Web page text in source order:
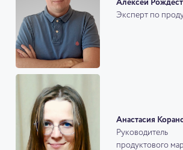
Алексей
Эксперт по
Анастасия
продуктового